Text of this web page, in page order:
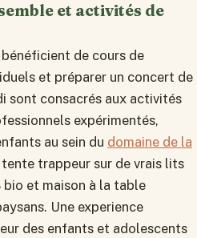
et activités de
de cours de
et préparer un concert de
sont consacrés aux activités
expérimentés,
au sein du domaine de la
trappeur sur de vrais lits
bio et maison à la table
Une experience
des enfants et adolescents